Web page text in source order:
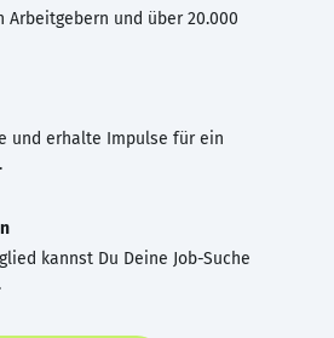
Arbeitgebern und über 20.000
und erhalte Impulse für ein
kannst Du Deine Job-Suche